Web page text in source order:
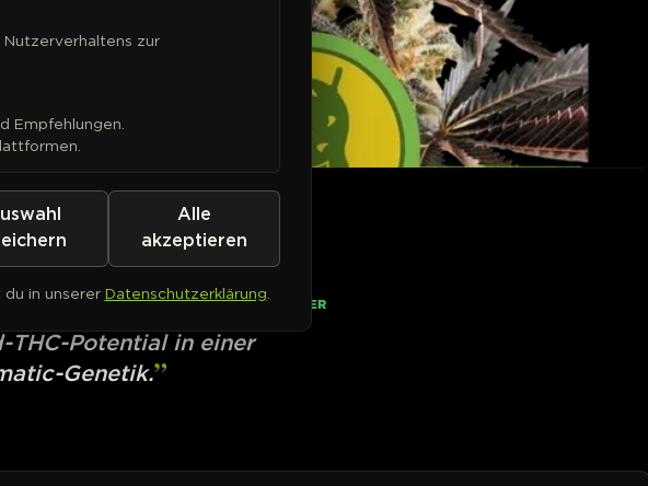
Auto
• AUF LAGER
THC-Potential in einer
Genetik.
zur
Empfehlungen.
Alle
akzeptieren
in unserer Datenschutzerklärung